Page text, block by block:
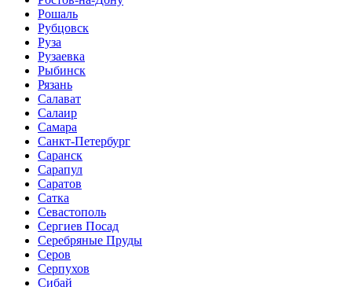
Рошаль
Рубцовск
Руза
Рузаевка
Рыбинск
Рязань
Салават
Салаир
Самара
Санкт-Петербург
Саранск
Сарапул
Саратов
Сатка
Севастополь
Сергиев Посад
Серебряные Пруды
Серов
Серпухов
Сибай